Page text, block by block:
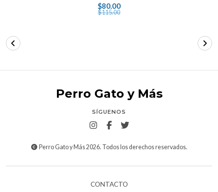
$80.00
$115.00
Perro Gato y Más
SÍGUENOS
Perro Gato y Más 2026. Todos los derechos reservados.
CONTACTO